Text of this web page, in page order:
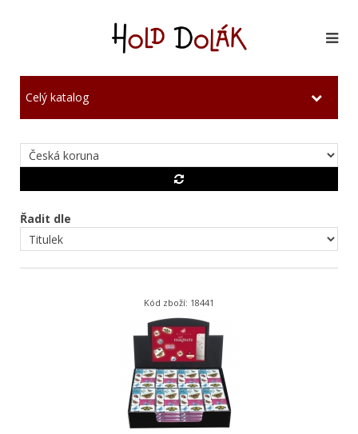
Celý katalog
Řadit dle
Kód zboží: 18441